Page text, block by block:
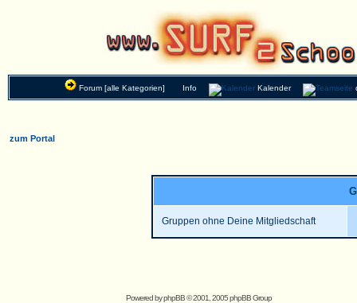
Forum [alle Kategorien] Info Kalender
zum Portal
Gruppen ohne Deine Mitgliedschaft
Powered byphpBB© 2001, 2005 phpBB Group